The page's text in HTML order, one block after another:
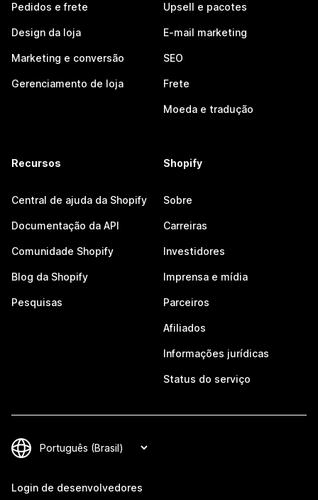
Pedidos e frete
Design da loja
Marketing e conversão
Gerenciamento de loja
Upsell e pacotes
E-mail marketing
SEO
Frete
Moeda e tradução
Recursos
Central de ajuda da Shopify
Documentação da API
Comunidade Shopify
Blog da Shopify
Pesquisas
Shopify
Sobre
Carreiras
Investidores
Imprensa e mídia
Parceiros
Afiliados
Informações jurídicas
Status do serviço
Login de desenvolvedores